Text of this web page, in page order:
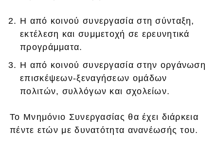
Η από κοινού συνεργασία στη σύνταξη,
εκτέλεση και συμμετοχή σε ερευνητικά
προγράμματα.
Η από κοινού συνεργασία στην οργάνωση
επισκέψεων-ξεναγήσεων ομάδων
πολιτών, συλλόγων και σχολείων.
Το Μνημόνιο Συνεργασίας θα έχει διάρκεια
πέντε ετών με δυνατότητα ανανέωσής του.